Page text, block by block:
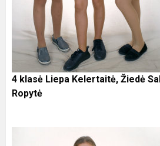
4 klasė Liepa Kelertaitė, Žiedė
Ropytė